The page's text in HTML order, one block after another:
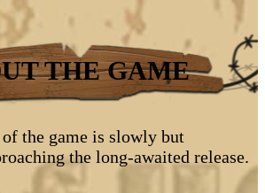
THE GAME
the game is slowly but
the long-awaited release.